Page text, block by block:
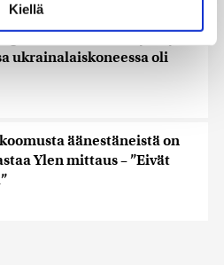
sen milloin vain
sisällön ja mainosten
analysoimiseen. Lisäksi
siitä, miten käytät
voivat yhdistää näitä
olet antanut heille tai joita on
heidän palvelujaan. Tietoja
Kiellä
ukrainalaiskoneessa oli
äänestäneistä on
Ylen mittaus – ”Eivät